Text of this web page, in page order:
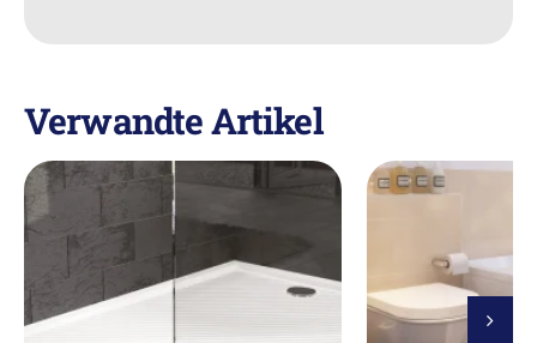
Verwandte Artikel